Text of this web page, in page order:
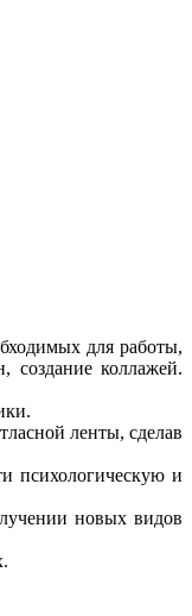
для работы,
создание коллажей.
ленты, сделав
психологическую и
новых видов